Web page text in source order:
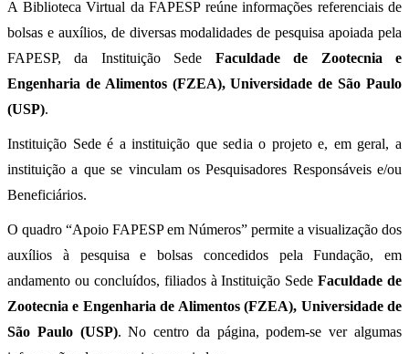
A Biblioteca Virtual da FAPESP reúne informações referenciais de
bolsas e auxílios, de diversas modalidades de pesquisa apoiada pela
FAPESP, da Instituição Sede Faculdade de Zootecnia e
Engenharia de Alimentos (FZEA), Universidade de São Paulo
(USP).
Instituição Sede é a instituição que sedia o projeto e, em geral, a
instituição a que se vinculam os Pesquisadores Responsáveis e/ou
Beneficiários.
O quadro “Apoio FAPESP em Números” permite a visualização dos
auxílios à pesquisa e bolsas concedidos pela Fundação, em
andamento ou concluídos, filiados à Instituição SedeFaculdade de
Zootecnia e Engenharia de Alimentos (FZEA), Universidade de
São Paulo (USP). No centro da página, podem-se ver algumas